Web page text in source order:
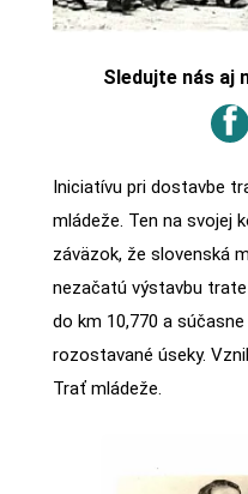
Sledujte nás aj
Iniciatívu pri dostavbe
mládeže. Ten na svojej
záväzok, že slovenská
nezačatú výstavbu
do km 10,770 a
rozostavané úseky.
Trať mládeže.